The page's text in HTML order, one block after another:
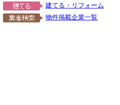
建てる・リフォーム
物件掲載企業一覧